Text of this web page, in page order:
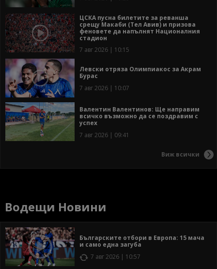
ЦСКА пусна билетите за реванша
срещу Макаби (Тел Авив) и призова
феновете да напълнят Националния
стадион
7 авг 2026 | 10:15
Левски отряза Олимпиакос за Акрам
Бурас
7 авг 2026 | 10:07
Валентин Валентинов: Ще направим
всичко възможно да се поздравим с
успех
7 авг 2026 | 09:41
Виж всички
Водещи Новини
Българските отбори в Европа: 15 мача
и само една загуба
7 авг 2026 | 10:57